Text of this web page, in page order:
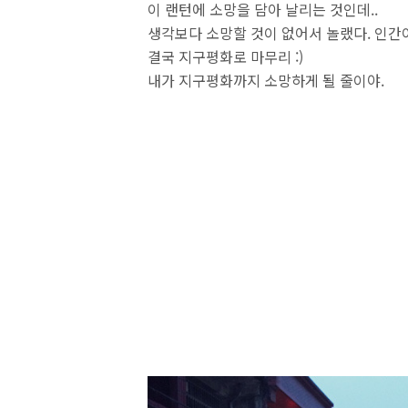
이 랜턴에 소망을 담아 날리는 것인데..
생각보다 소망할 것이 없어서 놀랬다. 인
결국 지구평화로 마무리 :)
내가 지구평화까지 소망하게 될 줄이야.